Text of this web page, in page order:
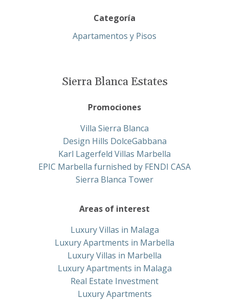
Categoría
Apartamentos y Pisos
Sierra Blanca Estates
Promociones
Villa Sierra Blanca
Design Hills DolceGabbana
Karl Lagerfeld Villas Marbella
EPIC Marbella furnished by FENDI CASA
Sierra Blanca Tower
Areas of interest
Luxury Villas in Malaga
Luxury Apartments in Marbella
Luxury Villas in Marbella
Luxury Apartments in Malaga
Real Estate Investment
Luxury Apartments